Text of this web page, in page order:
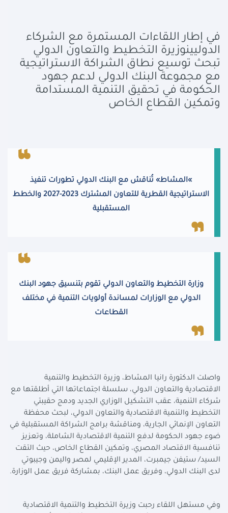
في إطار اللقاءات المستمرة مع الشركاء
الدوليينوزيرة التخطيط والتعاون الدولي
تبحث توسيع نطاق الشراكة الاستراتيجية
مع مجموعة البنك الدولي لدعم جهود
الحكومة في تحقيق التنمية المستدامة
وتمكين القطاع الخاص
«المشاط» تُناقش مع البنك الدولي تطورات تنفيذ
الاستراتيجية القطرية للتعاون المشترك 2023-2027 والخطط
المستقبلية
وزارة التخطيط والتعاون الدولي تقوم بتنسيق جهود البنك
الدولي مع الوزارات لمساندة أولويات التنمية في مختلف
القطاعات
واصلت الدكتورة رانيا المشاط، وزيرة التخطيط والتنمية
الاقتصادية والتعاون الدولي، سلسلة اجتماعاتها التي أطلقتها مع
شركاء التنمية، عقب التشكيل الوزاري الجديد ودمج حقيبتي
التخطيط والتنمية الاقتصادية والتعاون الدولي، لبحث محفظة
التعاون الإنمائي الجارية، ومناقشة برامج الشراكة المستقبلية في
ضوء جهود الحكومة لدفع التنمية الاقتصادية الشاملة، وتعزيز
تنافسية الاقتصاد المصري، وتمكين القطاع الخاص، حيث التقت
السيد/ ستيفن جيمبرت، المدير الإقليمي لمصر واليمن وجيبوتي
لدى البنك الدولي، وفريق عمل البنك، بمشاركة فريق عمل الوزارة.
وفي مستهل اللقاء رحبت وزيرة التخطيط والتنمية الاقتصادية